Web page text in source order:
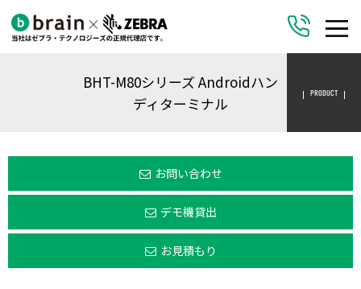
BHT-M80シリーズ Androidハン
ディターミナル
PRODUCT
お問い合わせ
デモ機貸出
お見積もり